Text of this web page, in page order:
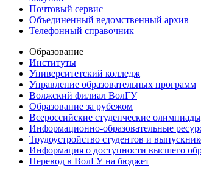
Почтовый сервис
Объединенный ведомственный архив
Телефонный справочник
Образование
Институты
Университетский колледж
Управление образовательных программ
Волжский филиал ВолГУ
Образование за рубежом
Всероссийские студенческие
Информационно-образовательные
Трудоустройство студентов и
Информация о доступности высшего
Перевод в ВолГУ на бюджет